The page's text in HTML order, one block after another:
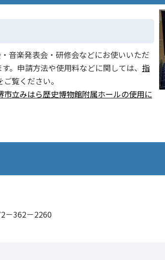
音楽発表会・研修会などにお使いいただ
。申請方法や使用料などに関しては、 指
ご覧ください。
市立みはら歴史博物館附属ホールの使用に
－362－2260